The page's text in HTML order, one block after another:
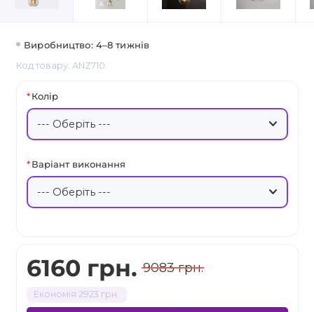
Виробництво: 4–8 тижнів
Код товару: ANZ710
6160 грн. 9083 грн.
Економія 2923 грн.
Колір
Варіант виконання